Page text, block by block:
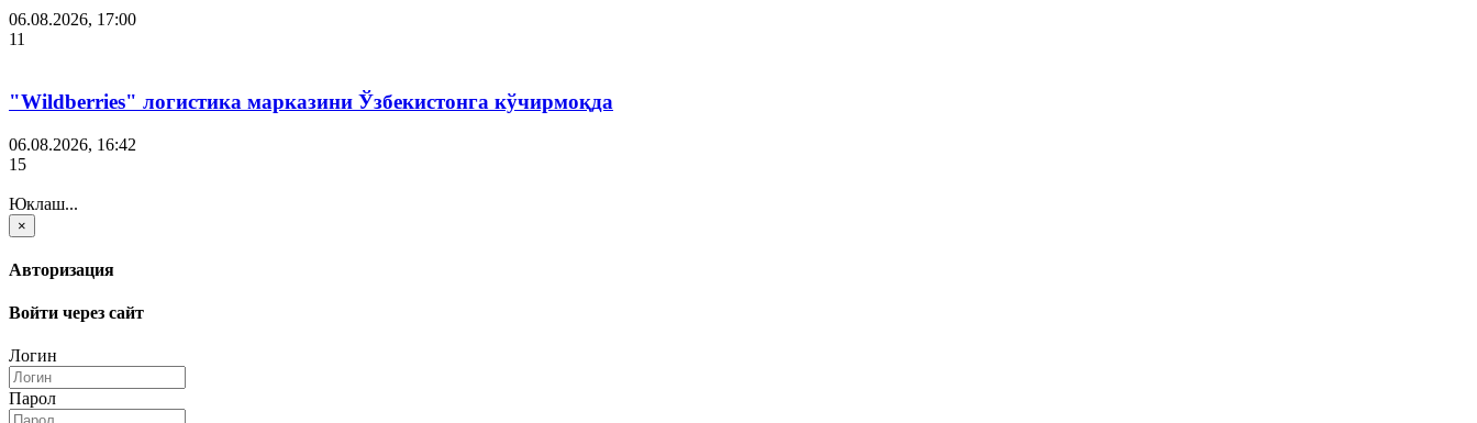
06.08.2026, 17:00
11
"Wildberries" логистика марказини Ўзбекистонга кўчирмоқда
06.08.2026, 16:42
15
Юклаш...
×
Авторизация
Войти через сайт
Логин
Парол